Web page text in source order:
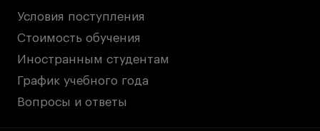
Условия поступления
Стоимость обучения
Иностранным студентам
График учебного года
Вопросы и ответы